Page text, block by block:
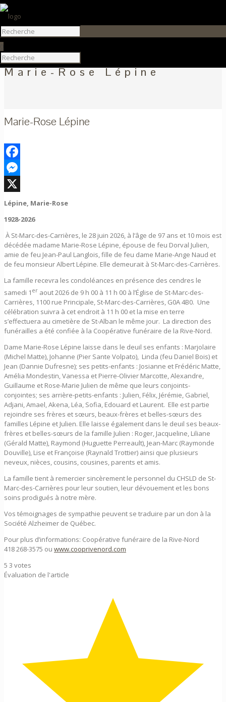
Marie-Rose Lépine
Marie-Rose Lépine
Facebook
Messenger
XLépine, Marie-Rose
1928-2026
À St-Marc-des-Carrières, le 28 juin 2026, à l’âge de 97 ans et 10 mois est
décédée madame Marie-Rose Lépine, épouse de feu Dorval Julien,
amie de feu Jean-Paul Langlois, fille de feu dame Marie-Ange Naud et
de feu monsieur Albert Lépine. Elle demeurait à St-Marc-des-Carrières.
La famille recevra les condoléances en présence des cendres le
samedi 1 er aout 2026 de 9 h 00 à 11 h 00 à l’Église de St-Marc-des-
Carrières, 1100 rue Principale, St-Marc-des-Carrières, G0A 4B0. Une
célébration suivra à cet endroit à 11 h 00 et la mise en terre
s’effectuera au cimetière de St-Alban le même jour. La direction des
funérailles a été confiée à la Coopérative funéraire de la Rive-Nord.
Dame Marie-Rose Lépine laisse dans le deuil ses enfants : Marjolaire
(Michel Matte), Johanne (Pier Sante Volpato), Linda (feu Daniel Bois) et
Jean (Dannie Dufresne); ses petits-enfants : Josianne et Frédéric Matte,
Amélia Mondestin, Vanessa et Pierre-Olivier Marcotte, Alexandre,
Guillaume et Rose-Marie Julien de même que leurs conjoints-
conjointes; ses arrière-petits-enfants : Julien, Félix, Jérémie, Gabriel,
Adjani, Amael, Akena, Léa, Sofia, Edouard et Laurent. Elle est partie
rejoindre ses frères et sœurs, beaux-frères et belles-sœurs des
familles Lépine et Julien. Elle laisse également dans le deuil ses beaux-
frères et belles-sœurs de la famille Julien : Roger, Jacqueline, Liliane
(Gérald Matte), Raymond (Huguette Perreault), Jean-Marc (Raymonde
Douville), Lise et Françoise (Raynald Trottier) ainsi que plusieurs
neveux, nièces, cousins, cousines, parents et amis.
La famille tient à remercier sincèrement le personnel du CHSLD de St-
Marc-des-Carrières pour leur soutien, leur dévouement et les bons
soins prodigués à notre mère.
Vos témoignages de sympathie peuvent se traduire par un don à la
Société Alzheimer de Québec.
Pour plus d’informations: Coopérative funéraire de la Rive-Nord
418 268-3575 ou www.cooprivenord.com
5 3 votes
Évaluation de l'article